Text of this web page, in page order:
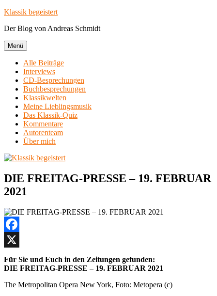
Zum
springen
Klassik begeistert
Der Blog von Andreas Schmidt
Menü
Alle Beiträge
Interviews
CD-Besprechungen
Buchbesprechungen
Klassikwelten
Meine Lieblingsmusik
Das Klassik-Quiz
Kommentare
Autorenteam
Über mich
DIE FREITAG-PRESSE – 19. FEBRUAR
2021
Facebook
X
Für Sie und Euch in den Zeitungen gefunden:
DIE FREITAG-PRESSE – 19. FEBRUAR 2021
The Metropolitan Opera New York, Foto: Metopera (c)